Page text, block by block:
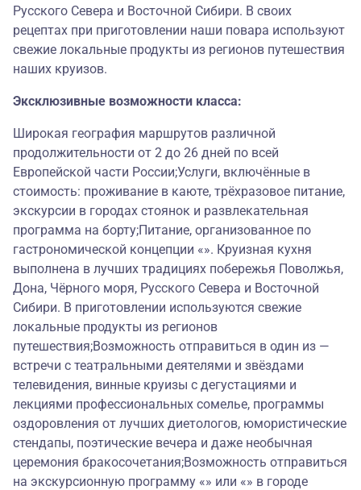
Русского Севера и Восточной Сибири. В своих
рецептах при приготовлении наши повара используют
свежие локальные продукты из регионов путешествия
наших круизов.
Эксклюзивные возможности класса:
Широкая география маршрутов различной
продолжительности от 2 до 26 дней по всей
Европейской части России;Услуги, включённые в
стоимость: проживание в каюте, трёхразовое питание,
экскурсии в городах стоянок и развлекательная
программа на борту;Питание, организованное по
гастрономической концепции «». Круизная кухня
выполнена в лучших традициях побережья Поволжья,
Дона, Чёрного моря, Русского Севера и Восточной
Сибири. В приготовлении используются свежие
локальные продукты из регионов
путешествия;Возможность отправиться в один из —
встречи с театральными деятелями и звёздами
телевидения, винные круизы с дегустациями и
лекциями профессиональных сомелье, программы
оздоровления от лучших диетологов, юмористические
стендапы, поэтические вечера и даже необычная
церемония бракосочетания;Возможность отправиться
на экскурсионную программу «» или «» в городе